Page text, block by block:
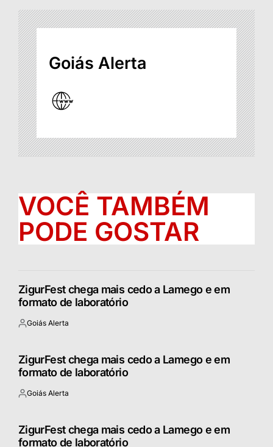
Goiás Alerta
VOCÊ TAMBÉM
PODE GOSTAR
ZigurFest chega mais cedo a Lamego e em
formato de laboratório
Postado
Goiás Alerta
ZigurFest chega mais cedo a Lamego e em
formato de laboratório
Postado
Goiás Alerta
ZigurFest chega mais cedo a Lamego e em
formato de laboratório